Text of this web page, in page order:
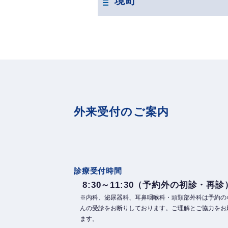
外来受付のご案内
診療受付時間
8:30～11:30（予約外の初診・再診
※内科、泌尿器科、耳鼻咽喉科・頭頸部外科は予約の
んの受診をお断りしております。ご理解とご協力をお
ます。